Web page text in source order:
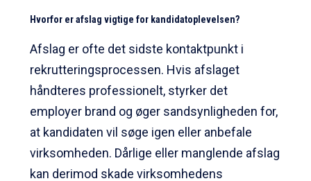
Hvorfor er afslag vigtige for kandidatoplevelsen?
Afslag er ofte det sidste kontaktpunkt i
rekrutteringsprocessen. Hvis afslaget
håndteres professionelt, styrker det
employer brand og øger sandsynligheden for,
at kandidaten vil søge igen eller anbefale
virksomheden. Dårlige eller manglende afslag
kan derimod skade virksomhedens